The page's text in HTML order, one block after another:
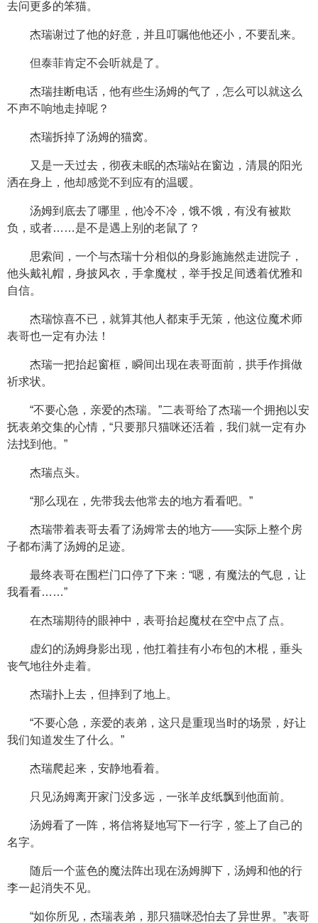
去问更多的笨猫。
杰瑞谢过了他的好意，并且叮嘱他他还小，不要乱来。
但泰菲肯定不会听就是了。
杰瑞挂断电话，他有些生汤姆的气了，怎么可以就这么
不声不响地走掉呢？
杰瑞拆掉了汤姆的猫窝。
又是一天过去，彻夜未眠的杰瑞站在窗边，清晨的阳光
洒在身上，他却感觉不到应有的温暖。
汤姆到底去了哪里，他冷不冷，饿不饿，有没有被欺
负，或者……是不是遇上别的老鼠了？
思索间，一个与杰瑞十分相似的身影施施然走进院子，
他头戴礼帽，身披风衣，手拿魔杖，举手投足间透着优雅和
自信。
杰瑞惊喜不已，就算其他人都束手无策，他这位魔术师
表哥也一定有办法！
杰瑞一把抬起窗框，瞬间出现在表哥面前，拱手作揖做
祈求状。
“不要心急，亲爱的杰瑞。”二表哥给了杰瑞一个拥抱以安
抚表弟交集的心情，“只要那只猫咪还活着，我们就一定有办
法找到他。”
杰瑞点头。
“那么现在，先带我去他常去的地方看看吧。”
杰瑞带着表哥去看了汤姆常去的地方——实际上整个房
子都布满了汤姆的足迹。
最终表哥在围栏门口停了下来：“嗯，有魔法的气息，让
我看看……”
在杰瑞期待的眼神中，表哥抬起魔杖在空中点了点。
虚幻的汤姆身影出现，他扛着挂有小布包的木棍，垂头
丧气地往外走着。
杰瑞扑上去，但摔到了地上。
“不要心急，亲爱的表弟，这只是重现当时的场景，好让
我们知道发生了什么。”
杰瑞爬起来，安静地看着。
只见汤姆离开家门没多远，一张羊皮纸飘到他面前。
汤姆看了一阵，将信将疑地写下一行字，签上了自己的
名字。
随后一个蓝色的魔法阵出现在汤姆脚下，汤姆和他的行
李一起消失不见。
“如你所见，杰瑞表弟，那只猫咪恐怕去了异世界。”表哥